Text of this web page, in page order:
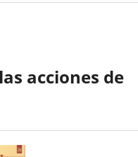
acciones de